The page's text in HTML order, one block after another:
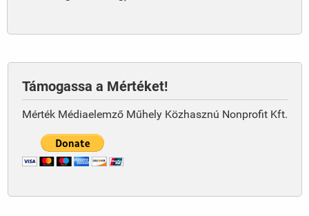
Támogassa a Mértéket!
Mérték Médiaelemző Műhely Közhasznú Nonprofit Kft.